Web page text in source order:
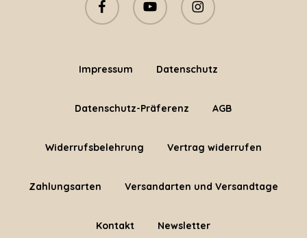
Impressum Datenschutz
Datenschutz-Präferenz AGB
Widerrufsbelehrung Vertrag widerrufen
Zahlungsarten Versandarten und Versandtage
Kontakt Newsletter